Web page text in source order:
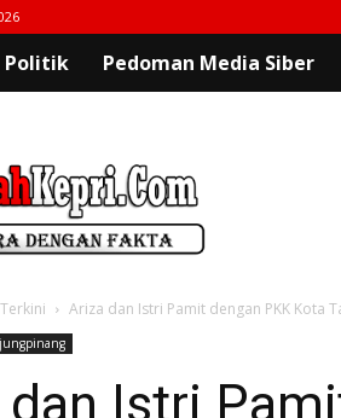
Politik Pedoman Media Siber
Ariza dan Istri Pamit dengan PKK Kota
Istri